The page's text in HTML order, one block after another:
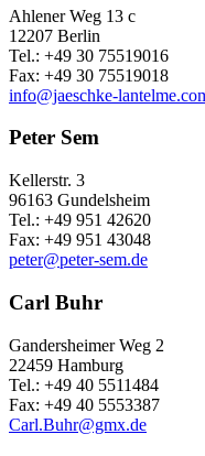
Ahlener Weg 13 c
12207 Berlin
Tel.: +49 30 75519016
Fax: +49 30 75519018
info@jaeschke-
Peter Sem
Kellerstr. 3
96163 Gundelsheim
Tel.: +49 951 42620
Fax: +49 951 43048
peter@peter-sem.de
Carl Buhr
Gandersheimer Weg 2
22459 Hamburg
Tel.: +49 40 5511484
Fax: +49 40 5553387
Carl.Buhr@gmx.de